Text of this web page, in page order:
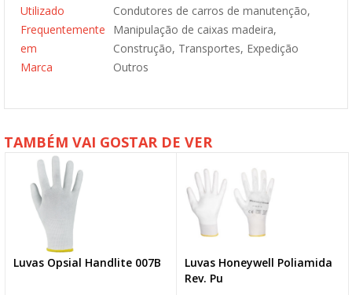
Utilizado
Frequentemente
em
Condutores de carros de manutenção,
Manipulação de caixas madeira,
Construção, Transportes, Expedição
Marca
Outros
TAMBÉM VAI GOSTAR DE VER
Luvas Opsial Handlite 007B
Luvas Honeywell Poliamida
Rev. Pu